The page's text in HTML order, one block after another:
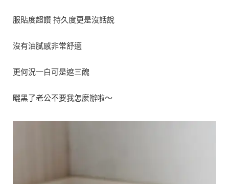
服貼度超讚 持久度更是沒話說
沒有油膩感非常舒適
更何況一白可是遮三醜
曬黑了老公不要我怎麼辦啦～